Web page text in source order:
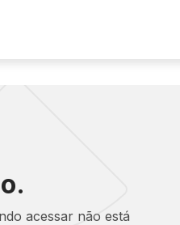
acessar não está